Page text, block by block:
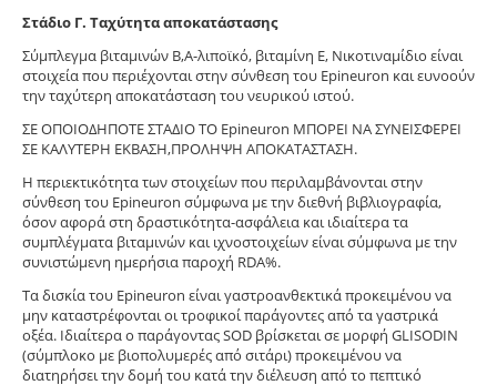
Στάδιο Γ. Ταχύτητα αποκατάστασης
Σύμπλεγμα βιταμινών Β,Α-λιποϊκό, βιταμίνη Ε, Νικοτιναμίδιο είναι
στοιχεία που περιέχονται στην σύνθεση του Epineuron και ευνοούν
την ταχύτερη αποκατάσταση του νευρικού ιστού.
ΣΕ ΟΠΟΙΟΔΗΠΟΤΕ ΣΤΑΔΙΟ ΤΟ Epineuron ΜΠΟΡΕΙ ΝΑ ΣΥΝΕΙΣΦΕΡΕΙ
ΣΕ ΚΑΛΥΤΕΡΗ ΕΚΒΑΣΗ,ΠΡΟΛΗΨΗ ΑΠΟΚΑΤΑΣΤΑΣΗ.
Η περιεκτικότητα των στοιχείων που περιλαμβάνονται στην
σύνθεση του Epineuron σύμφωνα με την διεθνή βιβλιογραφία,
όσον αφορά στη δραστικότητα-ασφάλεια και ιδιαίτερα τα
συμπλέγματα βιταμινών και ιχνοστοιχείων είναι σύμφωνα με την
συνιστώμενη ημερήσια παροχή RDA%.
Τα δισκία του Epineuron είναι γαστροανθεκτικά προκειμένου να
μην καταστρέφονται οι τροφικοί παράγοντες από τα γαστρικά
οξέα. Ιδιαίτερα ο παράγοντας SOD βρίσκεται σε μορφή GLISODIN
(σύμπλοκο με βιοπολυμερές από σιτάρι) προκειμένου να
διατηρήσει την δομή του κατά την διέλευση από το πεπτικό